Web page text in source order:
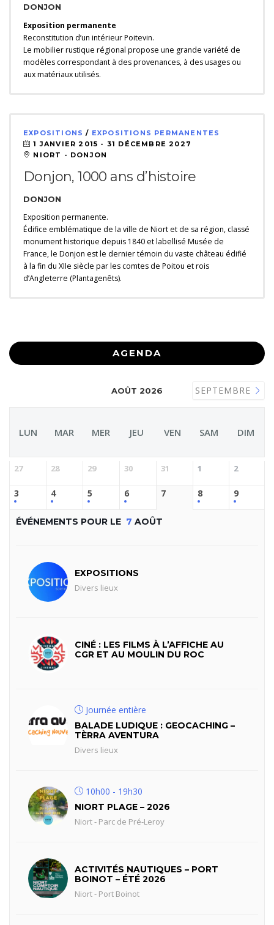
DONJON
Exposition permanente
Reconstitution d’un intérieur Poitevin.
Le mobilier rustique régional propose une grande variété de
modèles correspondant à des provenances, à des usages ou
aux matériaux utilisés.
EXPOSITIONS / EXPOSITIONS PERMANENTES
1 JANVIER 2015 - 31 DÉCEMBRE 2027
NIORT - DONJON
Donjon, 1000 ans d’histoire
DONJON
Exposition permanente.
Édifice emblématique de la ville de Niort et de sa région, classé
monument historique depuis 1840 et labellisé Musée de
France, le Donjon est le dernier témoin du vaste château édifié
à la fin du XIIe siècle par les comtes de Poitou et rois
d’Angleterre (Plantagenêts).
AGENDA
AOÛT 2026 SEPTEMBRE
LUN MAR MER JEU VEN SAM DIM
27 28 29 30 31 1 2
3 4 5 6 7 8 9
ÉVÉNEMENTS POUR LE 7 AOÛT
EXPOSITIONS
Divers lieux
CINÉ : LES FILMS À L’AFFICHE AU
CGR ET AU MOULIN DU ROC
Journée entière
BALADE LUDIQUE : GEOCACHING –
TÈRRA AVENTURA
Divers lieux
10h00 - 19h30
NIORT PLAGE – 2026
Niort - Parc de Pré-Leroy
ACTIVITÉS NAUTIQUES – PORT
BOINOT – ÉTÉ 2026
Niort - Port Boinot